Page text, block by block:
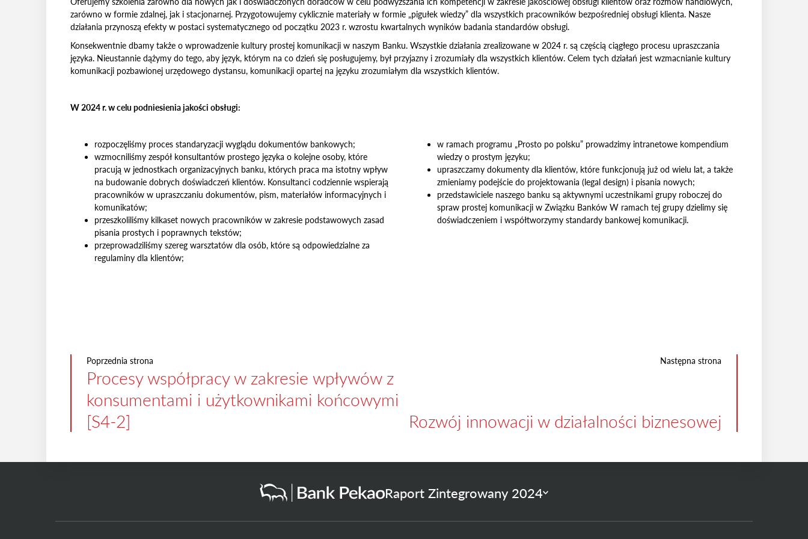
zarówno w formie zdalnej, jak i stacjonarnej. Przygotowujemy cyklicznie materiały w formie „pigułek wiedzy” dla wszystkich pracowników bezpośredniej obsługi klienta. Nasze
działania przynoszą efekty w postaci systematycznego od początku 2023 r. wzrostu kwartalnych wyników badania standardów obsługi.
Konsekwentnie dbamy także o wprowadzenie kultury prostej komunikacji w naszym Banku. Wszystkie działania zrealizowane w 2024 r. są częścią ciągłego procesu upraszczania
języka. Nieustannie dążymy do tego, aby język, którym na co dzień się posługujemy, był przyjazny i zrozumiały dla wszystkich klientów. Celem tych działań jest wzmacnianie kultury
komunikacji pozbawionej urzędowego dystansu, komunikacji opartej na języku zrozumiałym dla wszystkich klientów.
W 2024 r. w celu podniesienia jakości obsługi:
rozpoczęliśmy proces standaryzacji wyglądu dokumentów bankowych;
wzmocniliśmy zespół konsultantów prostego języka o kolejne osoby, które
pracują w jednostkach organizacyjnych banku, których praca ma istotny wpływ
na budowanie dobrych doświadczeń klientów. Konsultanci codziennie wspierają
pracowników w upraszczaniu dokumentów, pism, materiałów informacyjnych i
komunikatów;
przeszkoliliśmy kilkaset nowych pracowników w zakresie podstawowych zasad
pisania prostych i poprawnych tekstów;
przeprowadziliśmy szereg warsztatów dla osób, które są odpowiedzialne za
regulaminy dla klientów;
w ramach programu „Prosto po polsku” prowadzimy intranetowe kompendium
wiedzy o prostym języku;
upraszczamy dokumenty dla klientów, które funkcjonują już od wielu lat, a także
zmieniamy podejście do projektowania (legal design) i pisania nowych;
przedstawiciele naszego banku są aktywnymi uczestnikami grupy roboczej do
spraw prostej komunikacji w Związku Banków W ramach tej grupy dzielimy się
doświadczeniem i współtworzymy standardy bankowej komunikacji.
Poprzednia strona
Procesy współpracy w zakresie wpływów z
konsumentami i użytkownikami końcowymi
[S4-2]
Następna strona
Rozwój innowacji w działalności biznesowej
Raport Zintegrowany 2024